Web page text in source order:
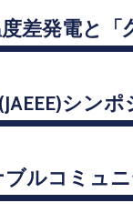
差発電と
シン
ルコミュ